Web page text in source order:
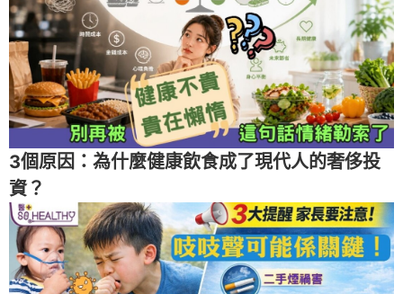
3個原因：為什麼健康飲食成了現代人的奢侈投
資？